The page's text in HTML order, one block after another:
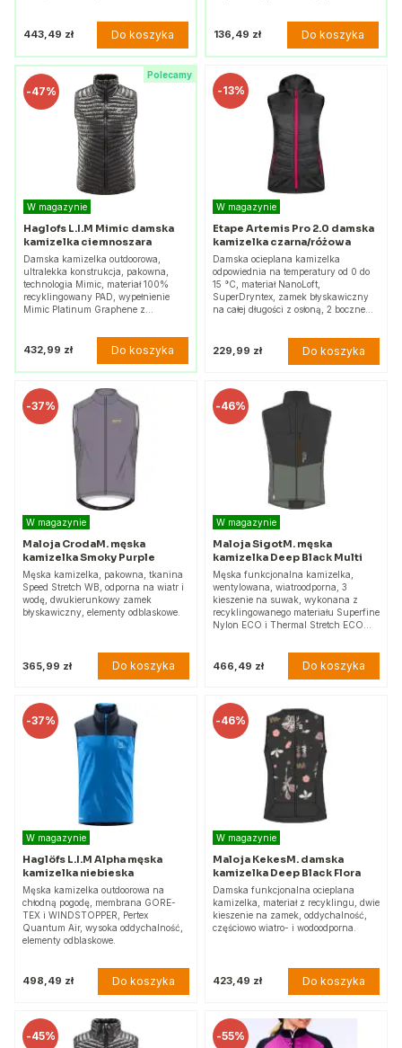
443,49 zł Do koszyka 136,49 zł Do koszyka
Polecamy
-47%
W magazynie
Haglofs L.I.M Mimic damska
kamizelka ciemnoszara
Damska kamizelka outdoorowa,
ultralekka konstrukcja, pakowna,
technologia Mimic, materiał 100%
recyklingowany PAD, wypełnienie
Mimic Platinum Graphene z…
432,99 zł Do koszyka
-13%
W magazynie
Etape Artemis Pro 2.0 damska
kamizelka czarna/różowa
Damska ocieplana kamizelka
odpowiednia na temperatury od 0 do
15 °C, materiał NanoLoft,
SuperDryntex, zamek błyskawiczny
na całej długości z osłoną, 2 boczne…
229,99 zł Do koszyka
-37%
W magazynie
Maloja CrodaM. męska
kamizelka Smoky Purple
Męska kamizelka, pakowna, tkanina
Speed ​​Stretch WB, odporna na wiatr i
wodę, dwukierunkowy zamek
błyskawiczny, elementy odblaskowe.
365,99 zł Do koszyka
-46%
W magazynie
Maloja SigotM. męska
kamizelka Deep Black Multi
Męska funkcjonalna kamizelka,
wentylowana, wiatroodporna, 3
kieszenie na suwak, wykonana z
recyklingowanego materiału Superfine
Nylon ECO i Thermal Stretch ECO…
466,49 zł Do koszyka
-37%
W magazynie
Haglöfs L.I.M Alpha męska
kamizelka niebieska
Męska kamizelka outdoorowa na
chłodną pogodę, membrana GORE-
TEX i WINDSTOPPER, Pertex
Quantum Air, wysoka oddychalność,
elementy odblaskowe.
498,49 zł Do koszyka
-46%
W magazynie
Maloja KekesM. damska
kamizelka Deep Black Flora
Damska funkcjonalna ocieplana
kamizelka, materiał z recyklingu, dwie
kieszenie na zamek, oddychalność,
częściowo wiatro- i wodoodporna.
423,49 zł Do koszyka
-45% -55%